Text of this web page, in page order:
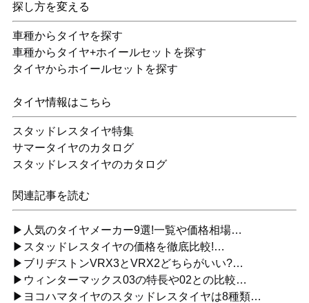
探し方を変える
車種からタイヤを探す
車種からタイヤ+ホイールセットを探す
タイヤからホイールセットを探す
タイヤ情報はこちら
スタッドレスタイヤ特集
サマータイヤのカタログ
スタッドレスタイヤのカタログ
関連記事を読む
▶人気のタイヤメーカー9選!一覧や価格相場…
▶スタッドレスタイヤの価格を徹底比較!…
▶ブリヂストンVRX3とVRX2どちらがいい?…
▶ウィンターマックス03の特長や02との比較…
▶ヨコハマタイヤのスタッドレスタイヤは8種類…